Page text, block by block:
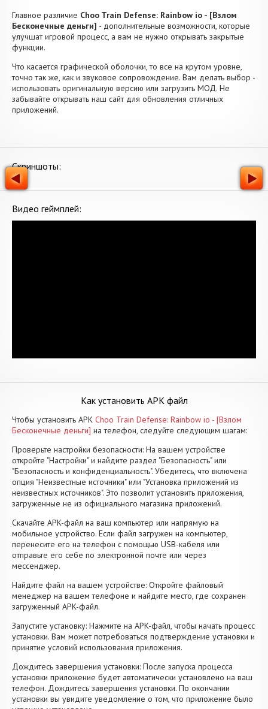
Главное различие Choo Train Defense: Rainbow io - [Взлом
Бесконечные деньги] - дополнительные возможности, которые
улучшат игровой процесс, а вам не нужно открывать закрытые
функции.
Что касается графической оболочки, то все на крутом уровне,
точно так же, как и звуковое сопровождение. Вам делать выбор -
использовать оригинальную версию или загрузить МОД. Не
забывайте открывать наш сайт для обновления отличных
приложений.
Скриншоты:
Видео геймплей:
Как установить APK файл
Чтобы установить APK Choo Train Defense: Rainbow io - [Взлом
Бесконечные деньги] на телефон, следуйте следующим шагам:
Проверьте настройки безопасности: На вашем устройстве
откройте "Настройки" и найдите раздел "Безопасность" или
"Безопасность и конфиденциальность". Убедитесь, что включена
опция "Неизвестные источники" или "Установка приложений из
неизвестных источников". Это позволит установить приложения,
загруженные не из официального магазина приложений.
Скачайте APK-файл на ваш компьютер или напрямую на
мобильное устройство. Если файл загружен на компьютер,
перенесите его на телефон с помощью USB-кабеля или
отправьте его себе по электронной почте или через
мессенджер.
Найдите файл на вашем устройстве: Откройте файловый
менеджер на вашем телефоне и найдите место, где сохранен
загруженный APK-файл.
Запустите установку: Нажмите на APK-файл, чтобы начать процесс
установки. Вам может потребоваться подтверждение установки и
принятие условий использования приложения.
Дождитесь завершения установки: После запуска процесса
установки приложение будет автоматически установлено на ваш
телефон. Дождитесь завершения установки. По окончании
установки вы увидите уведомление о том, что приложение было